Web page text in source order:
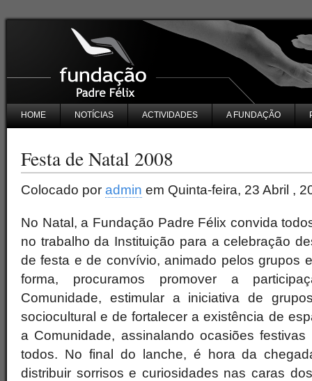
HOME NOTÍCIAS ACTIVIDADES A FUNDAÇÃO
Festa de Natal 2008
Colocado por admin em Quinta-feira, 23 Abril ,
No Natal, a Fundação Padre Félix convida
no trabalho da Instituição para a celebração
de festa e de convívio, animado pelos grupos
forma, procuramos promover a
Comunidade, estimular a iniciativa de
sociocultural e de fortalecer a existência de
a Comunidade, assinalando ocasiões
todos. No final do lanche, é hora da
distribuir sorrisos e curiosidades nas caras